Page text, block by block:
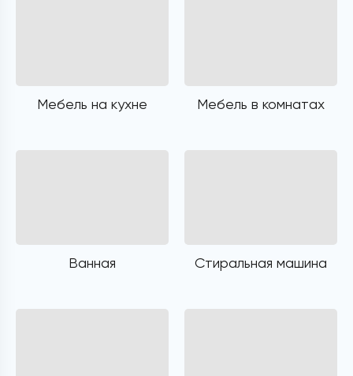
Мебель на кухне Мебель в комнатах
Ванная Стиральная машина